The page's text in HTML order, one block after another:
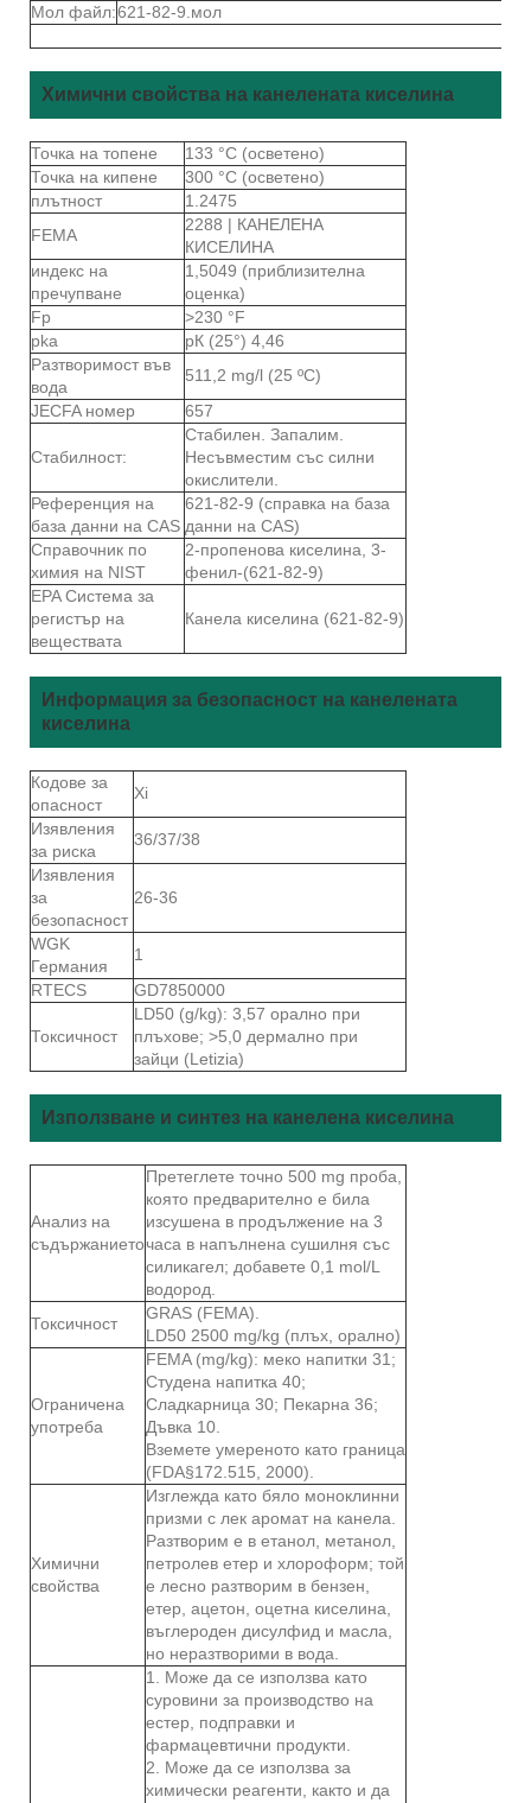
Мол файл:621-82-9.мол
Химични свойства на канелената киселина
Точка на топене
133 °C (осветено)
Точка на кипене
300 °C (осветено)
плътност
1.2475
FEMA
2288 | КАНЕЛЕНА
КИСЕЛИНА
индекс на
пречупване
1,5049 (приблизителна
оценка)
Fp
>230 °F
pka
рК (25°) 4,46
Разтворимост във
вода
511,2 mg/l (25 ºC)
JECFA номер
657
Стабилност:
Стабилен. Запалим.
Несъвместим със силни
окислители.
Референция на
база данни на CAS
621-82-9 (справка на база
данни на CAS)
Справочник по
химия на NIST
2-пропенова киселина, 3-
фенил-(621-82-9)
EPA Система за
регистър на
веществата
Канела киселина (621-82-9)
Информация за безопасност на канелената
киселина
Кодове за
опасност
Xi
Изявления
за риска
36/37/38
Изявления
за
безопасност
26-36
WGK
Германия
1
RTECS
GD7850000
Токсичност
LD50 (g/kg): 3,57 орално при
плъхове; >5,0 дермално при
зайци (Letizia)
Използване и синтез на канелена киселина
Анализ на
съдържанието
Претеглете точно 500 mg проба,
която предварително е била
изсушена в продължение на 3
часа в напълнена сушилня със
силикагел; добавете 0,1 mol/L
водород.
Токсичност
GRAS (FEMA).
LD50 2500 mg/kg (плъх, орално)
Ограничена
употреба
FEMA (mg/kg): меко напитки 31;
Студена напитка 40;
Сладкарница 30; Пекарна 36;
Дъвка 10.
Вземете умереното като граница
(FDA§172.515, 2000).
Химични
свойства
Изглежда като бяло моноклинни
призми с лек аромат на канела.
Разтворим е в етанол, метанол,
петролев етер и хлороформ; той
е лесно разтворим в бензен,
етер, ацетон, оцетна киселина,
въглероден дисулфид и масла,
но неразтворими в вода.
1. Може да се използва като
суровини за производство на
естер, подправки и
фармацевтични продукти.
2. Може да се използва за
химически реагенти, както и да